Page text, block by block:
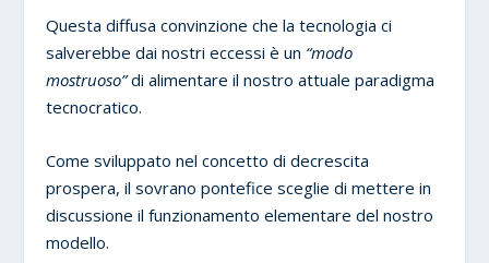
Questa diffusa convinzione che la tecnologia ci
salverebbe dai nostri eccessi è un “modo
mostruoso”di alimentare il nostro attuale paradigma
tecnocratico.
Come sviluppato nel concetto di decrescita
prospera, il sovrano pontefice sceglie di mettere in
discussione il funzionamento elementare del nostro
modello.